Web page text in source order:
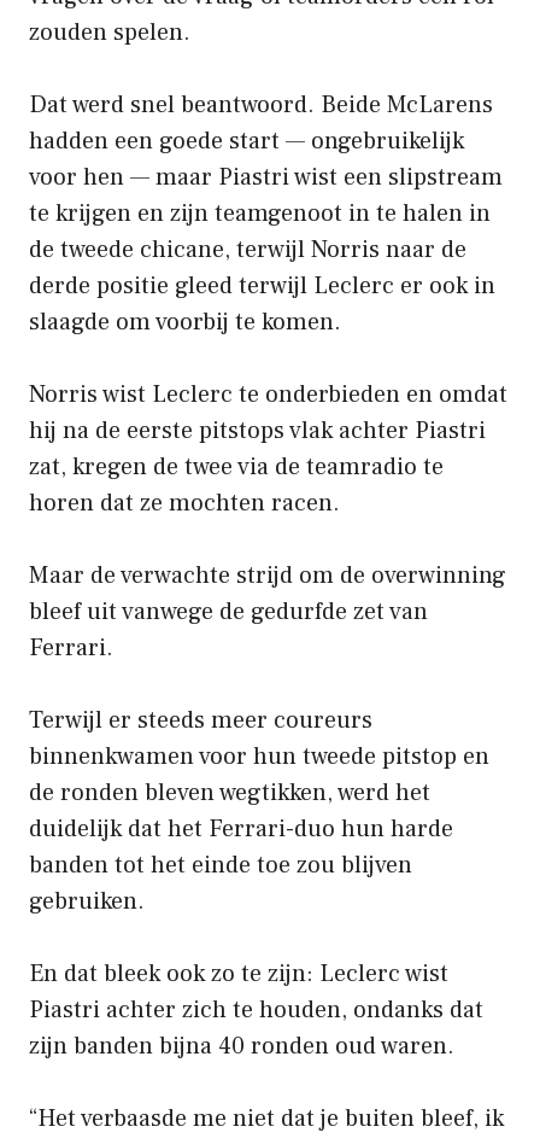
zouden spelen.
Dat werd snel beantwoord. Beide McLarens
hadden een goede start — ongebruikelijk
voor hen — maar Piastri wist een slipstream
te krijgen en zijn teamgenoot in te halen in
de tweede chicane, terwijl Norris naar de
derde positie gleed terwijl Leclerc er ook in
slaagde om voorbij te komen.
Norris wist Leclerc te onderbieden en omdat
hij na de eerste pitstops vlak achter Piastri
zat, kregen de twee via de teamradio te
horen dat ze mochten racen.
Maar de verwachte strijd om de overwinning
bleef uit vanwege de gedurfde zet van
Ferrari.
Terwijl er steeds meer coureurs
binnenkwamen voor hun tweede pitstop en
de ronden bleven wegtikken, werd het
duidelijk dat het Ferrari-duo hun harde
banden tot het einde toe zou blijven
gebruiken.
En dat bleek ook zo te zijn: Leclerc wist
Piastri achter zich te houden, ondanks dat
zijn banden bijna 40 ronden oud waren.
“Het verbaasde me niet dat je buiten bleef, ik